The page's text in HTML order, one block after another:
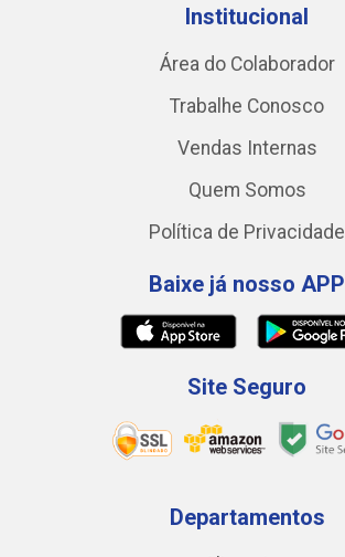
Institucional
Área do Colaborador
Trabalhe Conosco
Vendas Internas
Quem Somos
Política de Privacidade
Baixe já nosso APP
Site Seguro
Departamentos